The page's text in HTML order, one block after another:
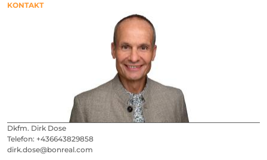
KONTAKT
Dkfm. Dirk Dose
Telefon: +436643829858
dirk.dose@bonreal.com